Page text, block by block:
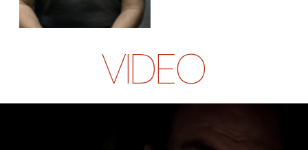
VIDEO